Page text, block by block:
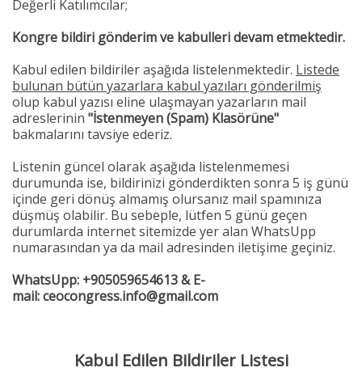
Değerli Katılımcılar;
Kongre bildiri gönderim ve kabulleri devam etmektedir.
Kabul edilen bildiriler aşağıda listelenmektedir. Listede
bulunan bütün yazarlara kabul yazıları gönderilmiş
olup kabul yazısı eline ulaşmayan yazarların mail
adreslerinin "İstenmeyen (Spam) Klasörüne"
bakmalarını tavsiye ederiz.
Listenin güncel olarak aşağıda listelenmemesi
durumunda ise, bildirinizi gönderdikten sonra 5 iş günü
içinde geri dönüş almamış olursanız mail spamınıza
düşmüş olabilir. Bu sebeple, lütfen 5 günü geçen
durumlarda internet sitemizde yer alan WhatsUpp
numarasından ya da mail adresinden iletişime geçiniz.
WhatsUpp: +905059654613 & E-
mail: ceocongress.info@gmail.com
Kabul Edilen Bildiriler Listesi